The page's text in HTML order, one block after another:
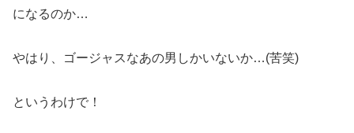
になるのか…
やはり、ゴージャスなあの男しかいないか…(苦笑)
というわけで！